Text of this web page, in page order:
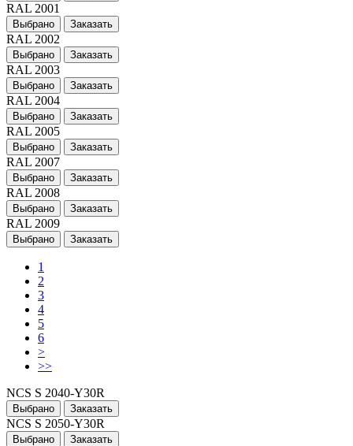
RAL 2001
Выбрано Заказать
RAL 2002
Выбрано Заказать
RAL 2003
Выбрано Заказать
RAL 2004
Выбрано Заказать
RAL 2005
Выбрано Заказать
RAL 2007
Выбрано Заказать
RAL 2008
Выбрано Заказать
RAL 2009
Выбрано Заказать
1
2
3
4
5
6
>
>>
NCS S 2040-Y30R
Выбрано Заказать
NCS S 2050-Y30R
Выбрано Заказать